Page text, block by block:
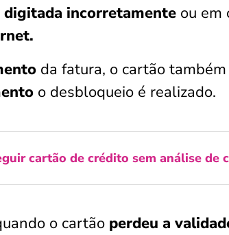
digitada incorretamente ou em
da fatura, o cartão
o desbloqueio é realizado.
cartão de crédito sem análise de
o cartão perdeu a